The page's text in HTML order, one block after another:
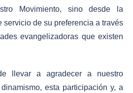
Movimiento, sino desde la
servicio de su preferencia a través
evangelizadoras que existen
llevar a agradecer a nuestro
esta participación y, a